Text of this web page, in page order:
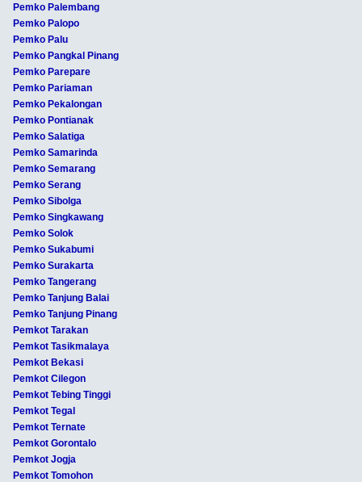
Pemko Palembang
Pemko Palopo
Pemko Palu
Pemko Pangkal Pinang
Pemko Parepare
Pemko Pariaman
Pemko Pekalongan
Pemko Pontianak
Pemko Salatiga
Pemko Samarinda
Pemko Semarang
Pemko Serang
Pemko Sibolga
Pemko Singkawang
Pemko Solok
Pemko Sukabumi
Pemko Surakarta
Pemko Tangerang
Pemko Tanjung Balai
Pemko Tanjung Pinang
Pemkot Tarakan
Pemkot Tasikmalaya
Pemkot Bekasi
Pemkot Cilegon
Pemkot Tebing Tinggi
Pemkot Tegal
Pemkot Ternate
Pemkot Gorontalo
Pemkot Jogja
Pemkot Tomohon